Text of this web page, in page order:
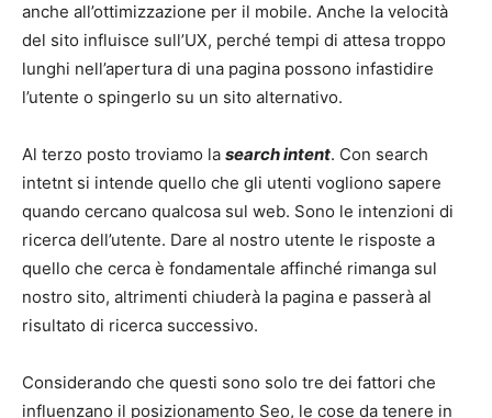
anche all’ottimizzazione per il mobile. Anche la velocità
del sito influisce sull’UX, perché tempi di attesa troppo
lunghi nell’apertura di una pagina possono infastidire
l’utente o spingerlo su un sito alternativo.
Al terzo posto troviamo la search intent. Con search
intetnt si intende quello che gli utenti vogliono sapere
quando cercano qualcosa sul web. Sono le intenzioni di
ricerca dell’utente. Dare al nostro utente le risposte a
quello che cerca è fondamentale affinché rimanga sul
nostro sito, altrimenti chiuderà la pagina e passerà al
risultato di ricerca successivo.
Considerando che questi sono solo tre dei fattori che
influenzano il posizionamento Seo, le cose da tenere in